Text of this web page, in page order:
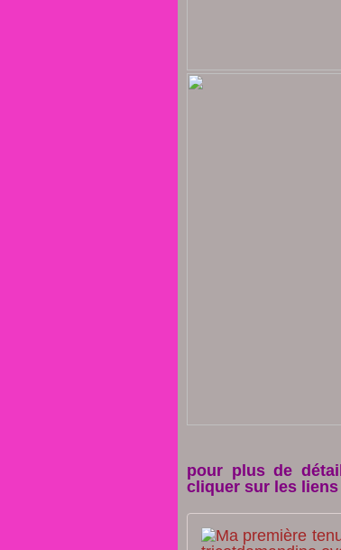
pour plus de
cliquer sur les